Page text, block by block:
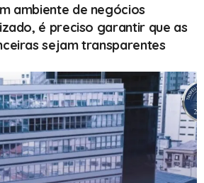
ambiente de negócios
é preciso garantir que as
sejam transparentes